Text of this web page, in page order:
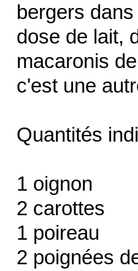
bergers
dose de lait,
macaronis
c'est une
Quantités
1 oignon
2 carottes
1 poireau
2 poignées